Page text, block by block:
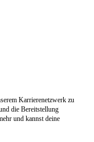
Karrierenetzwerk zu
die Bereitstellung
und kannst deine